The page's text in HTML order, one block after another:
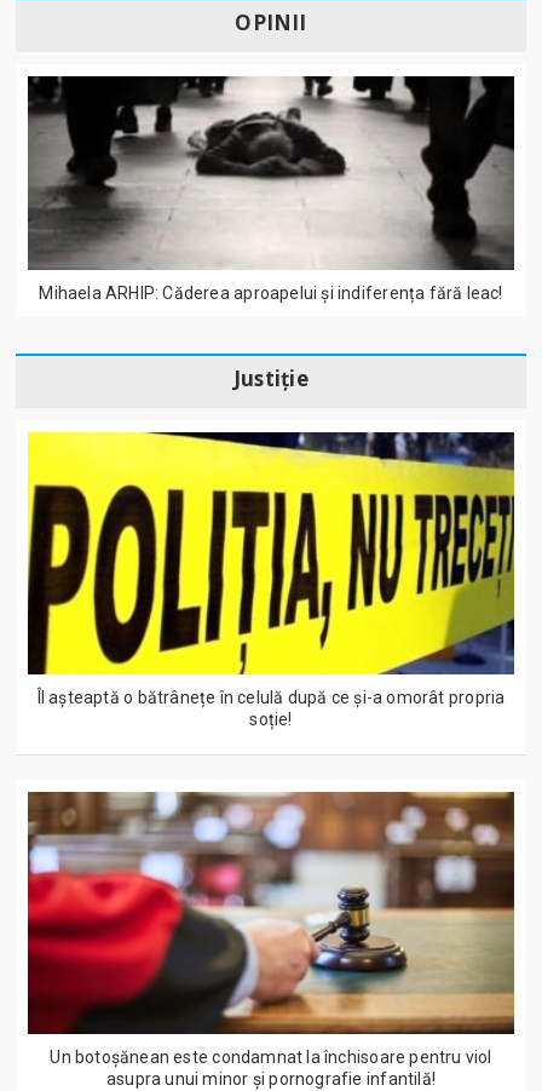
OPINII
Mihaela ARHIP: Căderea aproapelui și indiferența fără leac!
Justiție
Îl așteaptă o bătrânețe în celulă după ce și-a omorât propria
soție!
Un botoșănean este condamnat la închisoare pentru viol
asupra unui minor și pornografie infantilă!